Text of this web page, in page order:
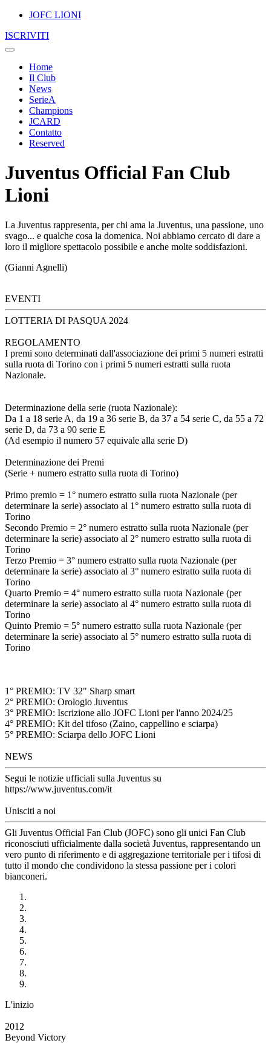
JOFC LIONI
ISCRIVITI
Home
Il Club
News
SerieA
Champions
JCARD
Contatto
Reserved
Juventus Official Fan Club
Lioni
La Juventus rappresenta, per chi ama la Juventus, una passione, uno
svago... e qualche cosa la domenica. Noi abbiamo cercato di dare a
loro il migliore spettacolo possibile e anche molte soddisfazioni.
(Gianni Agnelli)
EVENTI
LOTTERIA DI PASQUA 2024
REGOLAMENTO
I premi sono determinati dall'associazione dei primi 5 numeri estratti
sulla ruota di Torino con i primi 5 numeri estratti sulla ruota
Nazionale.
Determinazione della serie (ruota Nazionale):
Da 1 a 18 serie A, da 19 a 36 serie B, da 37 a 54 serie C, da 55 a 72
serie D, da 73 a 90 serie E
(Ad esempio il numero 57 equivale alla serie D)
Determinazione dei Premi
(Serie + numero estratto sulla ruota di Torino)
Primo premio = 1° numero estratto sulla ruota Nazionale (per
determinare la serie) associato al 1° numero estratto sulla ruota di
Torino
Secondo Premio = 2° numero estratto sulla ruota Nazionale (per
determinare la serie) associato al 2° numero estratto sulla ruota di
Torino
Terzo Premio = 3° numero estratto sulla ruota Nazionale (per
determinare la serie) associato al 3° numero estratto sulla ruota di
Torino
Quarto Premio = 4° numero estratto sulla ruota Nazionale (per
determinare la serie) associato al 4° numero estratto sulla ruota di
Torino
Quinto Premio = 5° numero estratto sulla ruota Nazionale (per
determinare la serie) associato al 5° numero estratto sulla ruota di
Torino
1° PREMIO: TV 32" Sharp smart
2° PREMIO: Orologio Juventus
3° PREMIO: Iscrizione allo JOFC Lioni per l'anno 2024/25
4° PREMIO: Kit del tifoso (Zaino, cappellino e sciarpa)
5° PREMIO: Sciarpa dello JOFC Lioni
NEWS
Segui le notizie ufficiali sulla Juventus su
https://www.juventus.com/it
Unisciti a noi
Gli Juventus Official Fan Club (JOFC) sono gli unici Fan Club
riconosciuti ufficialmente dalla società Juventus, rappresentando un
vero punto di riferimento e di aggregazione territoriale per i tifosi di
tutto il mondo che condividono la stessa passione per i colori
bianconeri.
L'inizio
2012
Beyond Victory